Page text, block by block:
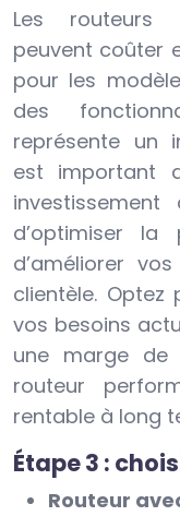
Les routeurs
peuvent coûter
pour les
des
représente un
est important
d’optimiser
d’améliorer
clientèle.
vos besoins
une marge de
routeur
rentable à long
Étape 3 :
Routeur